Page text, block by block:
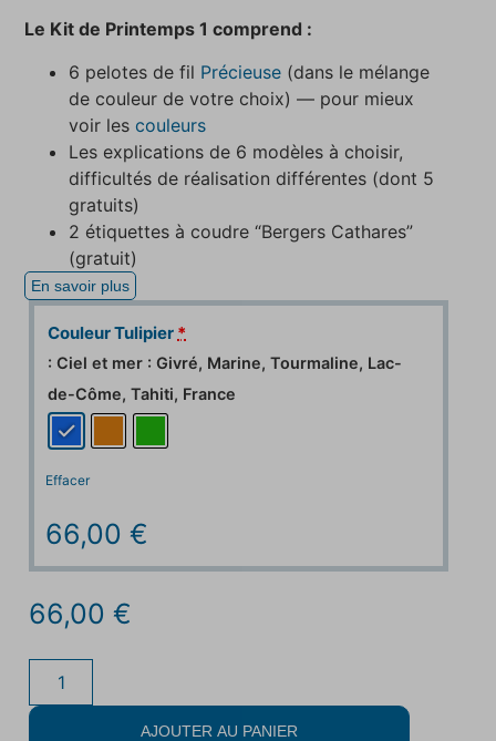
Le Kit de Printemps 1 comprend :
6 pelotes de fil Précieuse (dans le mélange
de couleur de votre choix) — pour mieux
voir lescouleurs
Les explications de 6 modèles à choisir,
difficultés de réalisation différentes (dont 5
gratuits)
2 étiquettes à coudre “Bergers Cathares”
(gratuit)
En savoir plus
Couleur Tulipier *
: Ciel et mer : Givré, Marine, Tourmaline, Lac-
de-Côme, Tahiti, France
Effacer
66,00€
66,00€
AJOUTER AU PANIER